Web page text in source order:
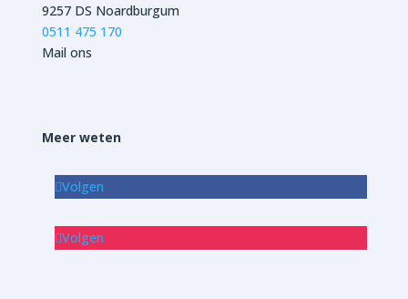
9257 DS Noardburgum
0511 475 170
Mail ons
Meer weten
Volgen
Volgen